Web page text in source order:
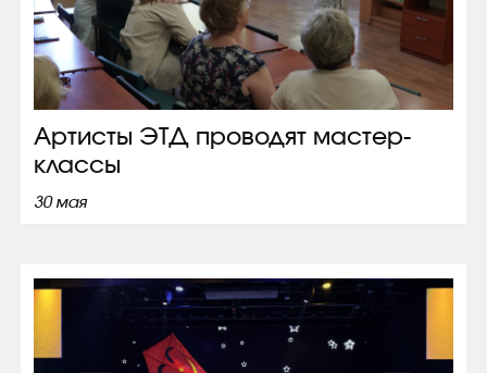
Артисты ЭТД проводят мастер-
классы
30 мая